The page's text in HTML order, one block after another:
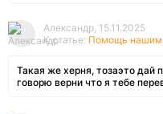
Александр, 15.11.2025
К статье: Помощь нашим
Такая же херня, тозаэто дай
говорю верни что я тебе